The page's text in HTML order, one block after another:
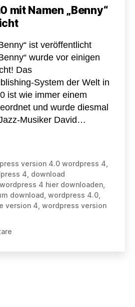
mit Namen „Benny“
ist veröffentlicht
wurde vor einigen
Das
System der Welt in
ist wie immer einem
und wurde diesmal
Musiker David…
version 4.0 wordpress 4
4 download
wordpress 4 hier downloaden
download wordpress 4.0
version 4 wordpress version
4.0